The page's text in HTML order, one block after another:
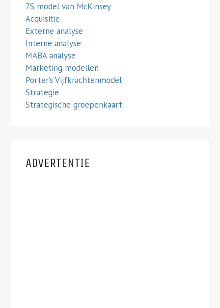
7S model van McKinsey
Acquisitie
Externe analyse
Interne analyse
MABA analyse
Marketing modellen
Porter’s Vijfkrachtenmodel
Strategie
Strategische groepenkaart
ADVERTENTIE